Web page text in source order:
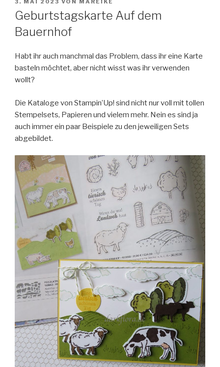
AM
3. MAI 2023 VON MAREIKE
Geburtstagskarte Auf dem
Bauernhof
Habt ihr auch manchmal das Problem, dass ihr eine Karte
basteln möchtet, aber nicht wisst was ihr verwenden
wollt?
Die Kataloge von Stampin’Up! sind nicht nur voll mit tollen
Stempelsets, Papieren und vielem mehr. Nein es sind ja
auch immer ein paar Beispiele zu den jeweiligen Sets
abgebildet.